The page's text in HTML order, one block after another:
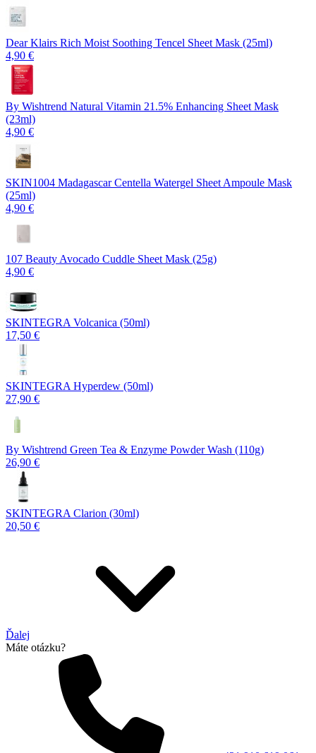
Dear Klairs Rich Moist Soothing Tencel Sheet Mask (25ml)
4,90 €
By Wishtrend Natural Vitamin 21.5% Enhancing Sheet Mask
(23ml)
4,90 €
SKIN1004 Madagascar Centella Watergel Sheet Ampoule Mask
(25ml)
4,90 €
107 Beauty Avocado Cuddle Sheet Mask (25g)
4,90 €
SKINTEGRA Volcanica (50ml)
17,50 €
SKINTEGRA Hyperdew (50ml)
27,90 €
By Wishtrend Green Tea & Enzyme Powder Wash (110g)
26,90 €
SKINTEGRA Clarion (30ml)
20,50 €
Ďalej
Máte otázku?